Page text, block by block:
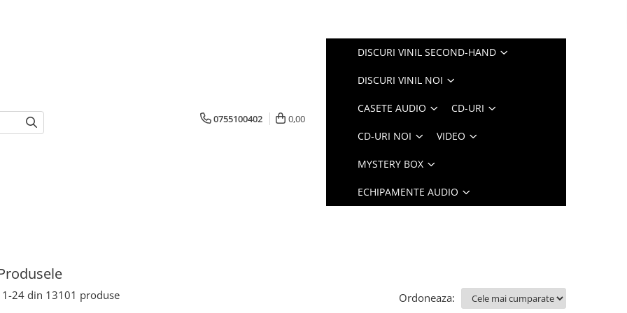
0755100402 0,00
DISCURI VINIL SECOND-HAND
DISCURI VINIL NOI
CASETE AUDIO CD-URI
CD-URI NOI VIDEO
MYSTERY BOX
ECHIPAMENTE AUDIO
1-24 din 13101 produse Ordoneaza: